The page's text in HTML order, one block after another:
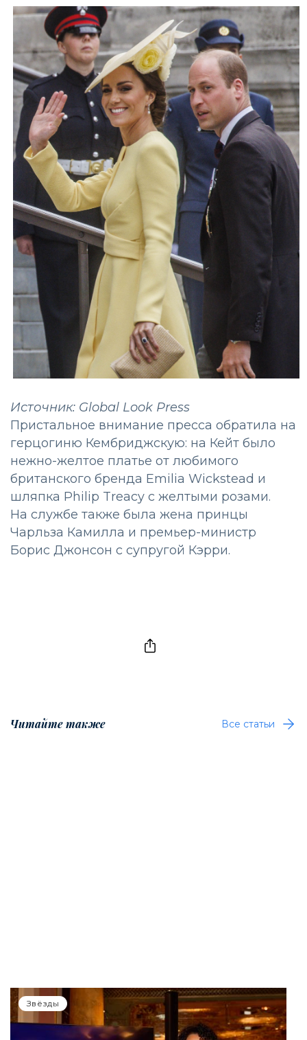
Источник: Global Look Press
Пристальное внимание пресса обратила на
герцогиню Кембриджскую: на Кейт было
нежно-желтое платье от любимого
британского бренда Emilia Wickstead и
шляпка Philip Treacy с желтыми розами.
На службе также была жена принцы
Чарльза Камилла и премьер-министр
Борис Джонсон с супругой Кэрри.
Читайте также Все статьи
Звёзды